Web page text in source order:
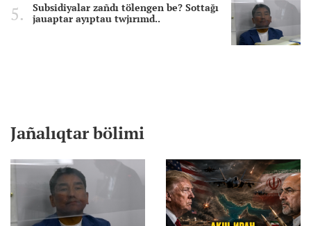
Subsidiyalar zañdı tölengen be? Sottağı
jauaptar ayıptau twjırımd..
Jañalıqtar bölimi